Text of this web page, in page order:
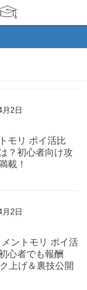
2日
モリ ポイ活比
？初心者向け攻
載！
2日
メントモリ ポイ活
心者でも報酬
上げ＆裏技公開